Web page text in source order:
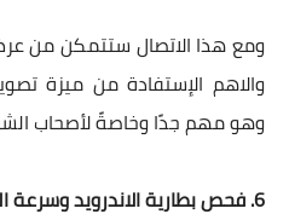
ومع هذا الاتصال ستتمكن من
والاهم الإستفادة من ميزة
وهو مهم جدًا وخاصةً لأصحاب
6. فحص بطارية الاندرويد وسرعة الشحن: